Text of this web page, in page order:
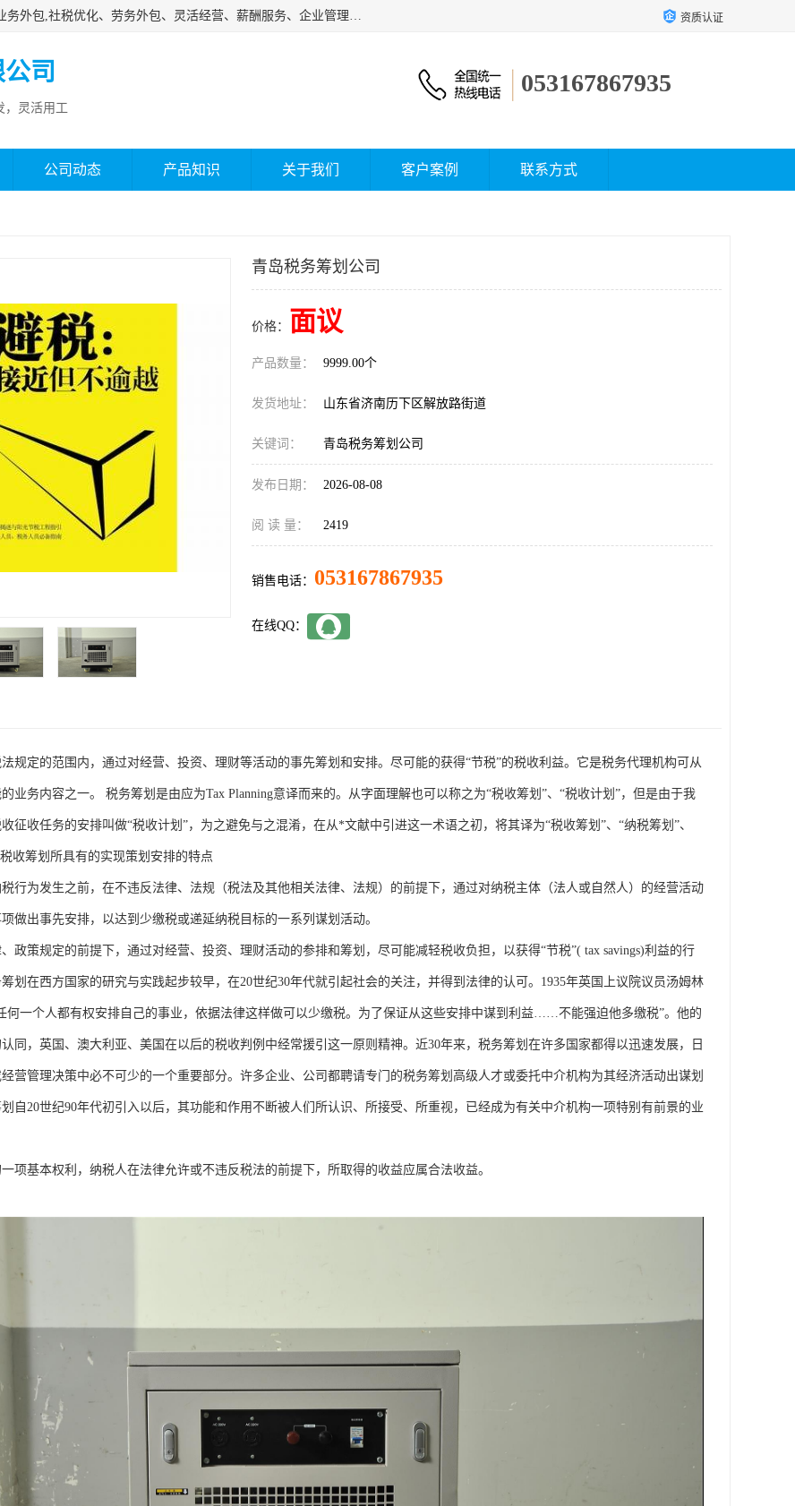
济南邦孚服务外包有限公司是专业从事灵活用工、人事代理、业务外包,社税优化、劳务外包、灵活经营、薪酬服务、企业管理咨询等的全国性的服务外包机构，邦孚人力—合法合规的灵活用工、人力外包、劳务派遣、共享经济财税优化专家，是国内提供企业人力资源综合解决方案有影响的人力资源公司之一。 资质认证
司
，灵活用工
053167867935
公司动态 产品知识 关于我们 客户案例 联系方式
青岛税务筹划公司
价格： 面议
产品数量： 9999.00个
发货地址： 山东省济南历下区解放路街道
关键词： 青岛税务筹划公司
发布日期： 2026-08-08
阅 读 量： 2419
销售电话： 053167867935
在线QQ：
规定的范围内，通过对经营、投资、理财等活动的事先筹划和安排。尽可能的获得“节税”的税收利益。它是税务代理机构可从
业务内容之一。 税务筹划是由应为Tax Planning意译而来的。从字面理解也可以称之为“税收筹划”、“税收计划”，但是由于我
征收任务的安排叫做“税收计划”，为之避免与之混淆，在从*文献中引进这一术语之初，将其译为“税收筹划”、“纳税筹划”、
收筹划所具有的实现策划安排的特点
行为发生之前，在不违反法律、法规（税法及其他相关法律、法规）的前提下，通过对纳税主体（法人或自然人）的经营活动
做出事先安排，以达到少缴税或递延纳税目标的一系列谋划活动。
政策规定的前提下，通过对经营、投资、理财活动的参排和筹划，尽可能减轻税收负担，以获得“节税”( tax savings)利益的行
划在西方国家的研究与实践起步较早，在20世纪30年代就引起社会的关注，并得到法律的认可。1935年英国上议院议员汤姆林
何一个人都有权安排自己的事业，依据法律这样做可以少缴税。为了保证从这些安排中谋到利益……不能强迫他多缴税”。他的
同，英国、澳大利亚、美国在以后的税收判例中经常援引这一原则精神。近30年来，税务筹划在许多国家都得以迅速发展，日
营管理决策中必不可少的一个重要部分。许多企业、公司都聘请专门的税务筹划高级人才或委托中介机构为其经济活动出谋划
自20世纪90年代初引入以后，其功能和作用不断被人们所认识、所接受、所重视，已经成为有关中介机构一项特别有前景的业
项基本权利，纳税人在法律允许或不违反税法的前提下，所取得的收益应属合法收益。